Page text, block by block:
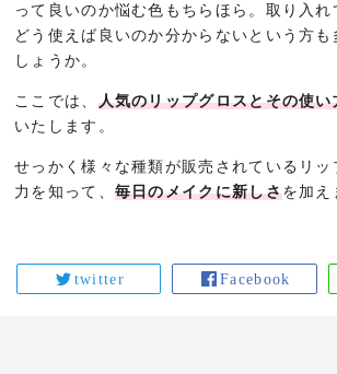
って良いのか悩む色もちらほら。取り入れ
どう使えば良いのか分からないという方
しょうか。
ここでは、 人気のリップグロスとその使
いたします。
せっかく様々な種類が販売されているリ
力を知って、 毎日のメイクに新しさを加え
twitter Facebook